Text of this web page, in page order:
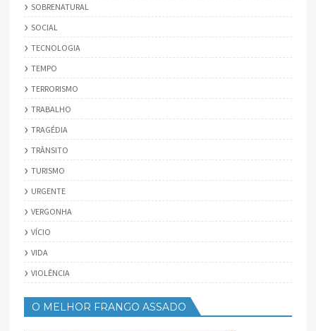
SOBRENATURAL
SOCIAL
TECNOLOGIA
TEMPO
TERRORISMO
TRABALHO
TRAGÉDIA
TRÂNSITO
TURISMO
URGENTE
VERGONHA
VÍCIO
VIDA
VIOLÊNCIA
O MELHOR FRANGO ASSADO